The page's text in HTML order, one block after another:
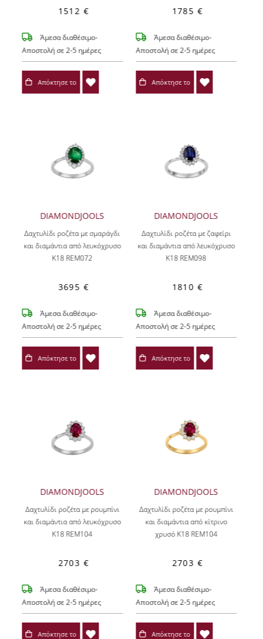
1512 €
Άμεσα διαθέσιμο-
Αποστολή σε 2-5 ημέρες
Απόκτησε το
1785 €
Άμεσα διαθέσιμο-
Αποστολή σε 2-5 ημέρες
Απόκτησε το
DIAMONDJOOLS
Δαχτυλίδι ροζέτα με σμαράγδι
και διαμάντια από λευκόχρυσο
Κ18 REM072
3695 €
Άμεσα διαθέσιμο-
Αποστολή σε 2-5 ημέρες
Απόκτησε το
DIAMONDJOOLS
Δαχτυλίδι ροζέτα με ζαφείρι
και διαμάντια από λευκόχρυσο
Κ18 REM098
1810 €
Άμεσα διαθέσιμο-
Αποστολή σε 2-5 ημέρες
Απόκτησε το
DIAMONDJOOLS
Δαχτυλίδι ροζέτα με ρουμπίνι
και διαμάντια από λευκόχρυσο
Κ18 REM104
2703 €
Άμεσα διαθέσιμο-
Αποστολή σε 2-5 ημέρες
Απόκτησε το
DIAMONDJOOLS
Δαχτυλίδι ροζέτα με ρουμπίνι
και διαμάντια από κίτρινο
χρυσό Κ18 REM104
2703 €
Άμεσα διαθέσιμο-
Αποστολή σε 2-5 ημέρες
Απόκτησε το